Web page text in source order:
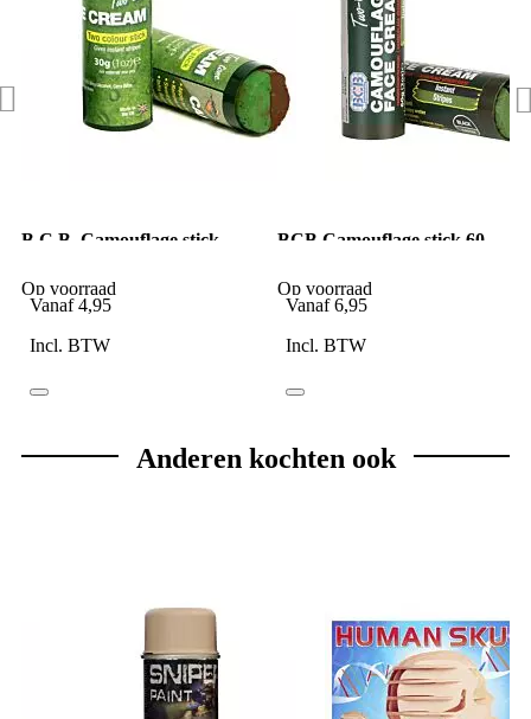
B.C.B. Camouflage stick
Op voorraad
Vanaf 4,95
Incl. BTW
BCB Camouflage stick 60
Op voorraad
Vanaf 6,95
Incl. BTW
Anderen kochten ook